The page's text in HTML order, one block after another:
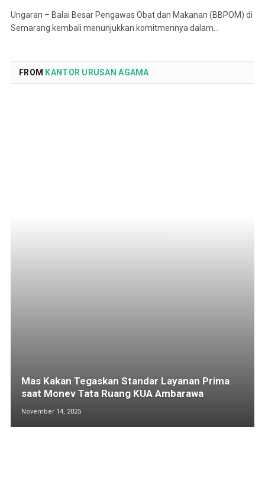
Ungaran – Balai Besar Pengawas Obat dan Makanan (BBPOM) di
Semarang kembali menunjukkan komitmennya dalam…
FROM KANTOR URUSAN AGAMA
Mas Kakan Tegaskan Standar Layanan Prima
saat Monev Tata Ruang KUA Ambarawa
November 14, 2025